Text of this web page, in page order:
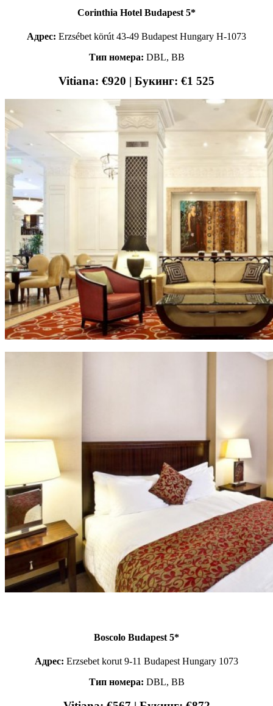
Не любите все ускладнювати?
Тоді підписуйтеся та дивуйтеся,
наскільки легко працювати
Електронна пошта*
Ваше ім'я
Так, будь ласка, повідомляйте мене про новини, події та
пропозиції
Підписуючись на розсилку, ви погоджуєтесь зПравилами
користування и Політикою конфіденційностіта даєте згоду на
використання файлів cookie і передачу своїх персональних
даних*
Дізнатися більше!
Corinthia Hotel Budapest 5*
Адрес: Erzsébet körút 43-49 Budapest Hungary H-1073
Тип номера: DBL, ВB
Vitiana: €920 | Букинг: €1 525
Boscolo Budapest 5*
Адрес: Erzsebet korut 9-11 Budapest Hungary 1073
Тип номера: DBL, ВВ